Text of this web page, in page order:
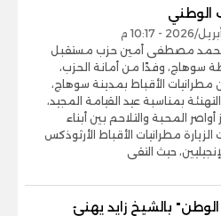
الوطني
محمد مصطفى أمين حزب مستقبل
سوهاج، وفدًا من أمانة الحزب،
مطرانيات الأقباط بمدينة سوهاج،
بمناسبة عيد القيامة المجيد،
المحبة والتلاحم بين أبناء
مطرانيات الأقباط الأرثوذكس
حيث التقى
بالشيخ زايد يهنئ